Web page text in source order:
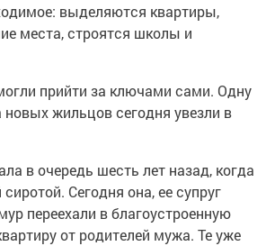
выделяются квартиры,
места, строятся школы и
прийти за ключами сами. Одну
новых жильцов сегодня увезли в
в очередь шесть лет назад, когда
Сегодня она, ее супруг
переехали в благоустроенную
от родителей мужа. Те уже